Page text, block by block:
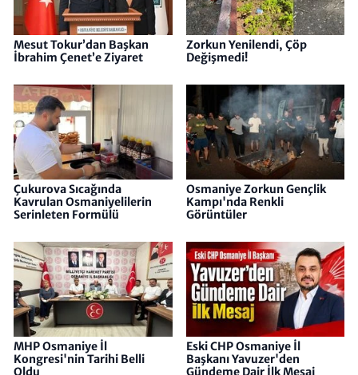
Mesut Tokur’dan Başkan
İbrahim Çenet’e Ziyaret
Zorkun Yenilendi, Çöp
Değişmedi!
Çukurova Sıcağında
Kavrulan Osmaniyelilerin
Serinleten Formülü
Osmaniye Zorkun Gençlik
Kampı'nda Renkli
Görüntüler
MHP Osmaniye İl
Kongresi'nin Tarihi Belli
Oldu
Eski CHP Osmaniye İl
Başkanı Yavuzer'den
Gündeme Dair İlk Mesaj